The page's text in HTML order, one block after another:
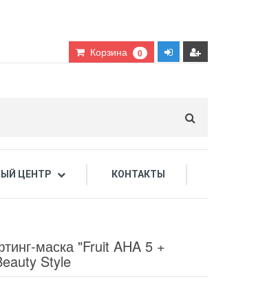
Корзина 0
ЦЕНТР КОНТАКТЫ
маска "Fruit AHA 5 +
Style